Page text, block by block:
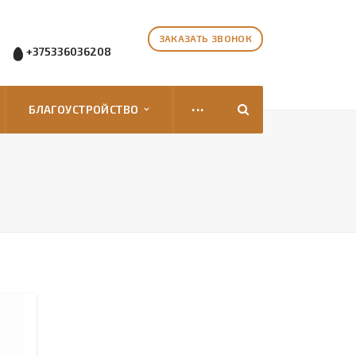
ЗАКАЗАТЬ ЗВОНОК
+375336036208
БЛАГОУСТРОЙСТВО ...